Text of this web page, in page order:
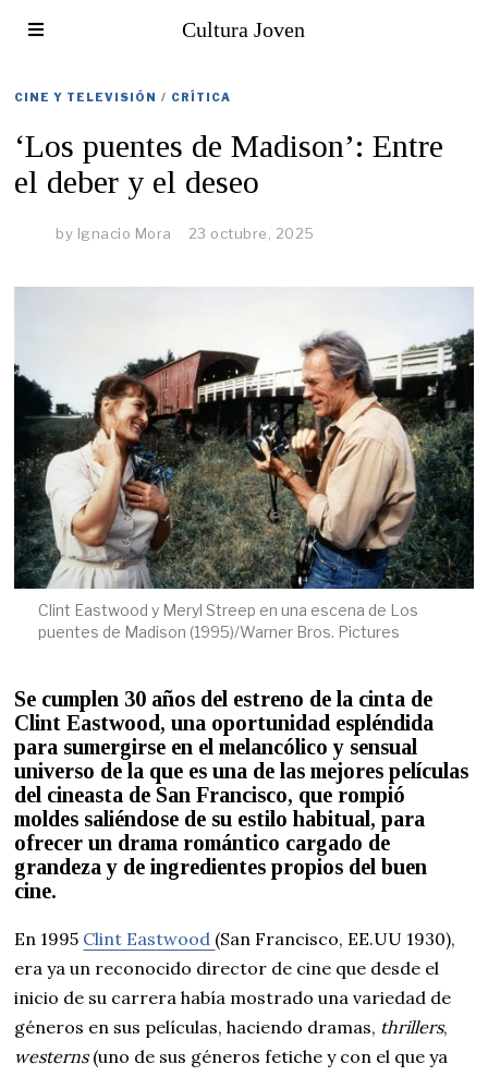
Cultura Joven
CINE Y TELEVISIÓN / CRÍTICA
‘Los puentes de Madison’: Entre
el deber y el deseo
by Ignacio Mora 23 octubre, 2025
Clint Eastwood y Meryl Streep en una escena de Los
puentes de Madison (1995)/Warner Bros. Pictures
Se cumplen 30 años del estreno de la cinta de
Clint Eastwood, una oportunidad espléndida
para sumergirse en el melancólico y sensual
universo de la que es una de las mejores películas
del cineasta de San Francisco, que rompió
moldes saliéndose de su estilo habitual, para
ofrecer un drama romántico cargado de
grandeza y de ingredientes propios del buen
cine.
En 1995 Clint Eastwood (San Francisco, EE.UU 1930),
era ya un reconocido director de cine que desde el
inicio de su carrera había mostrado una variedad de
géneros en sus películas, haciendo dramas, thrillers,
westerns(uno de sus géneros fetiche y con el que ya